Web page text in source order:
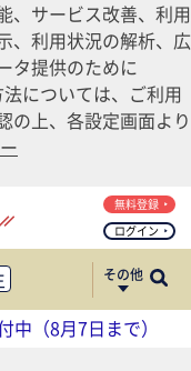
、サービス改善、利用
、利用状況の解析、広
タ提供のために
については、ご利用
の上、各設定画面より
ログイン
無料登録
その他
（8月7日まで）